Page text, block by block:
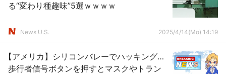
る“変わり種趣味”5選ｗｗｗｗ
News U.S. 2025/4/14(Mo) 14:19
【アメリカ】シリコンバレーでハッキング…
歩行者信号ボタンを押すとマスクやトラン